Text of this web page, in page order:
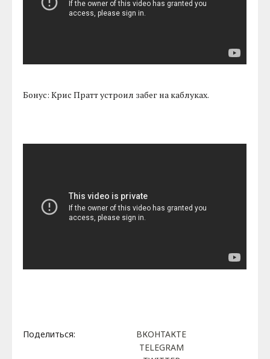
Бонус: Крис Пратт устроил забег на каблуках.
Поделиться:
ВКОНТАКТЕ
TELEGRAM